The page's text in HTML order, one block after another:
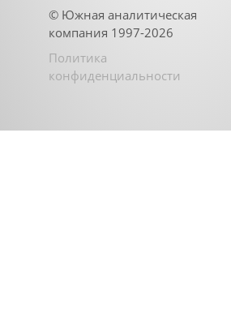
© Южная аналитическая
компания 1997-2026
Политика
конфиденциальности